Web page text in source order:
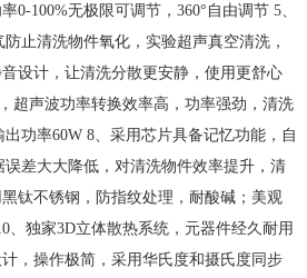
0-100%无极限可调节，360°自由调节 5、
止清洗物件氧化，实验超声真空清洗，
设计，让清洗分散更安静，使用更舒心
超声波功率转换效率高，功率强劲，清洗
功率60W 8、采用芯片具备记忆功能，自
差大大降低，对清洗物件效率提升，清
钛不锈钢，防指纹处理，耐酸碱；美观
、独家3D立体散热系统，元器件经久耐用
，操作极简，采用华氏度和摄氏度同步